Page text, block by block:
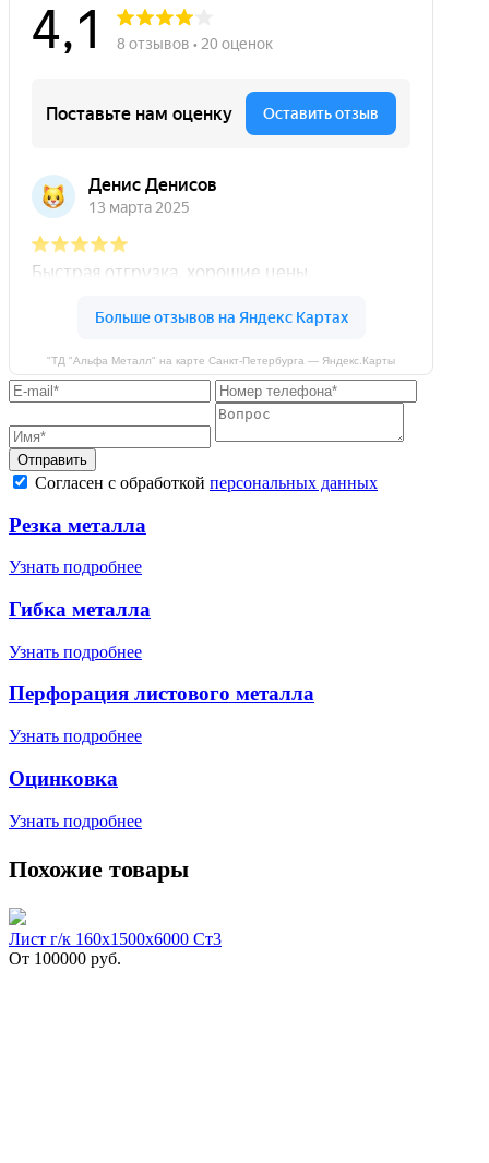
"ТД "Альфа Металл" на карте Санкт‑Петербурга — Яндекс.Карты
Отправить
Согласен с обработкой персональных данных
Резка металла
Узнать подробнее
Гибка металла
Узнать подробнее
Перфорация листового металла
Узнать подробнее
Оцинковка
Узнать подробнее
Похожие товары
Лист г/к 160х1500х6000 Ст3
От 100000 руб.